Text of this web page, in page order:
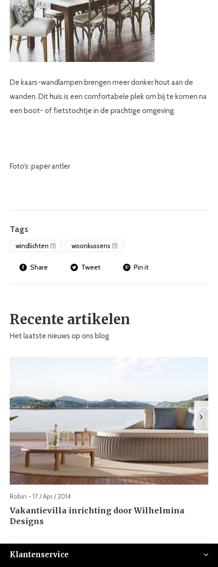
De kaars-wandlampen brengen meer donker hout aan de
wanden. Dit huis is een comfortabele plek om bij te komen na
een boot- of fietstochtje in de prachtige omgeving.
Foto’s: paper antler
Tags
windlichten (1) woonkussens (1)
Share Tweet Pin it
Recente artikelen
Het laatste nieuws op ons blog
Robin - 17 / Apr / 2014
Vakantievilla inrichting door Wilhelmina
Designs
Klantenservice